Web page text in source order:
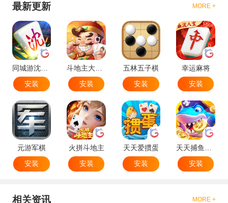
最新更新 MORE +
同城游沈阳麻将
安装
安装
五林五子棋
安装
幸运麻将
安装
元游军棋
安装
火拼斗地主
安装
天天爱掼蛋
安装
安装
相关资讯 MORE +